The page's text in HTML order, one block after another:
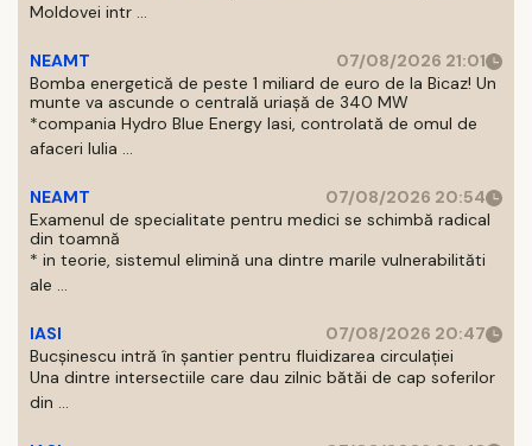
Moldovei intr ...
NEAMT
07/08/2026 21:01
Bomba energetică de peste 1 miliard de euro de la Bicaz! Un
munte va ascunde o centrală uriașă de 340 MW
*compania Hydro Blue Energy Iasi, controlată de omul de
afaceri Iulia ...
NEAMT
07/08/2026 20:54
Examenul de specialitate pentru medici se schimbă radical
din toamnă
* in teorie, sistemul elimină una dintre marile vulnerabilităti
ale ...
IASI
07/08/2026 20:47
Bucșinescu intră în șantier pentru fluidizarea circulației
Una dintre intersectiile care dau zilnic bătăi de cap soferilor
din ...